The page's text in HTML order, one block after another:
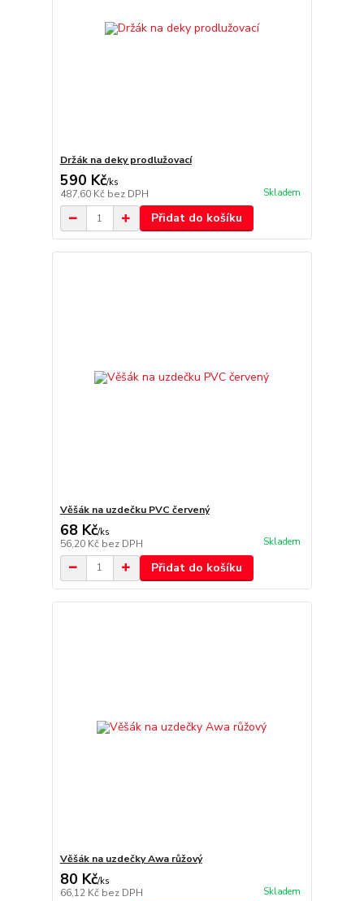
Držák na deky prodlužovací
590 Kč/ks
487,60 Kč bez DPH Skladem
Přidat do košíku
Věšák na uzdečku PVC červený
68 Kč/ks
56,20 Kč bez DPH Skladem
Přidat do košíku
Věšák na uzdečky Awa růžový
80 Kč/ks
66,12 Kč bez DPH Skladem